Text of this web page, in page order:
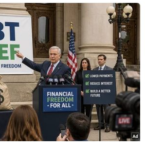
đủ đầy hơn vì sự có mặt
qua của các chiến sỹ đã
cùng làm và cùng nói tiếng
con nơi đây.
Chạ thuộc Trường Tiểu học
trong những điểm trường đã
20 năm sử dụng, sơn tường
từng mảng lớn, hàng rào